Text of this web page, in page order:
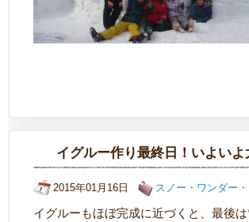
イグルー作り最終日！いよいよ
2015年01月16日 スノー・ワンダー
イグルーもほぼ完成に近づくと、最後